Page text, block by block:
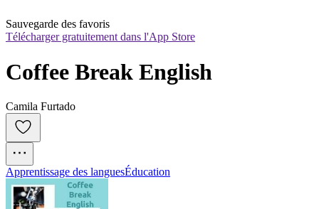
Sauvegarde des favoris
Télécharger gratuitement dans l'App Store
Coffee Break English
Camila Furtado
Apprentissage des languesÉducation